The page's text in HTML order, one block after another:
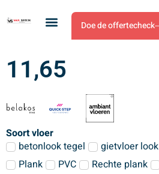
Doe de offertecheck
11,65
Soort vloer
betonlook tegel
gietvloer look
Plank
PVC Rechte plank